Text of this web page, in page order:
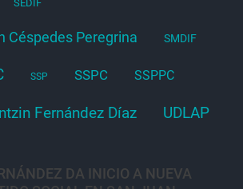
SEDIF
Céspedes Peregrina SMDIF
SSP SSPC SSPPC
Fernández Díaz UDLAP
DA INICIO A NUEVA